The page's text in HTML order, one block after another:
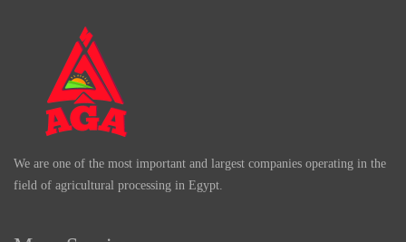
We are one of the most important and largest companies operating in the
field of agricultural processing in Egypt.